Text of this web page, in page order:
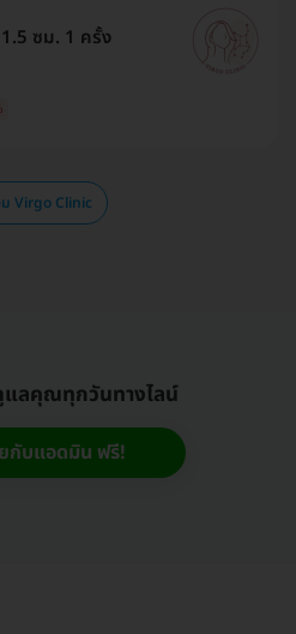
ซม. 1 ครั้ง
ม Virgo Clinic
ลคุณทุกวันทางไลน์
กับแอดมิน ฟรี!